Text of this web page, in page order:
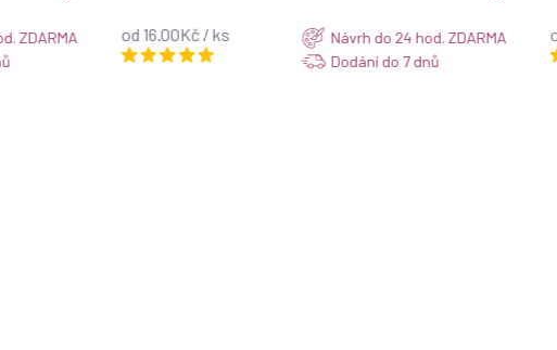
ZDARMA
od 16.00Kč / ks
Návrh do 24 hod. ZDARMA
Dodání do 7 dnů